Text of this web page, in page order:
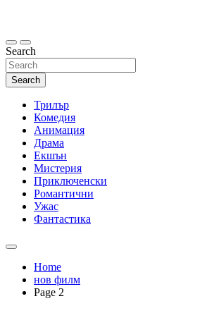
Search
Search
Трилър
Комедия
Анимация
Драма
Екшън
Мистерия
Приключенски
Романтични
Ужас
Фантастика
Home
нов филм
Page 2